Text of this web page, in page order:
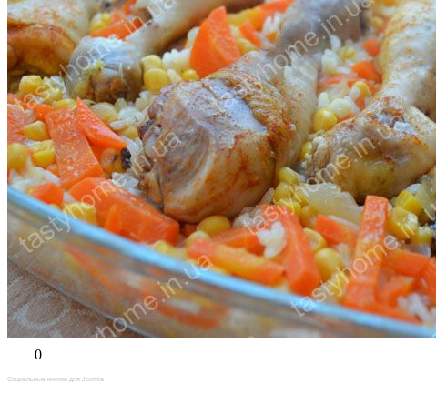
0
Социальные кнопки для Joomla